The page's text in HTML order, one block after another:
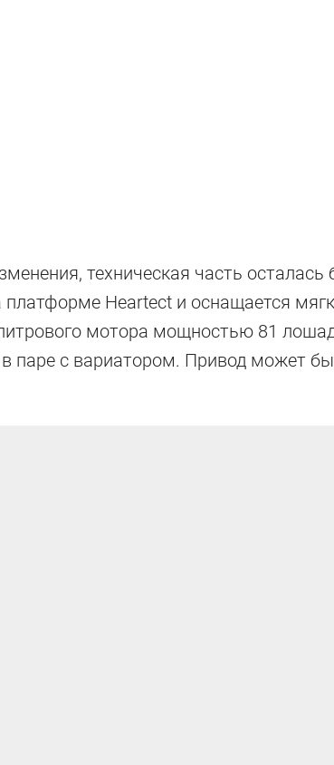
техническая часть осталась
платформе Heartect и оснащается
мотора мощностью 81
паре с вариатором. Привод может